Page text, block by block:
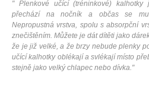
" Plenkové učící (tréninkové)
přechází na nočník a občas se mu
Nepropustná vrstva, spolu s absorpční
znečištěním. Můžete je dát dítěti jako
že je již velké, a že brzy nebude plenky
učící kalhotky oblékají a svlékají místo
stejně jako velký chlapec nebo dívka."